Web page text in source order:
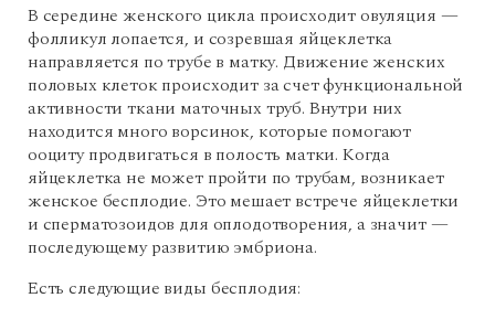
В середине женского цикла происходит овуляция —
фолликул лопается, и созревшая яйцеклетка
направляется по трубе в матку. Движение женских
половых клеток происходит за счет функциональной
активности ткани маточных труб. Внутри них
находится много ворсинок, которые помогают
ооциту продвигаться в полость матки. Когда
яйцеклетка не может пройти по трубам, возникает
женское бесплодие. Это мешает встрече яйцеклетки
и сперматозоидов для оплодотворения, а значит —
последующему развитию эмбриона.
Есть следующие виды бесплодия: